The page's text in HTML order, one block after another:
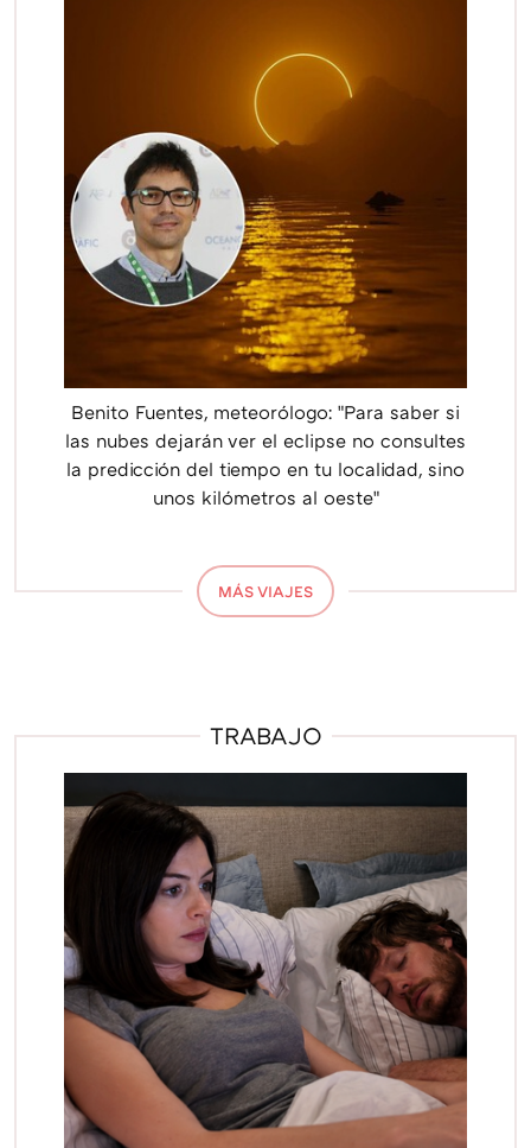
Benito Fuentes, meteorólogo: "Para saber si
las nubes dejarán ver el eclipse no consultes
la predicción del tiempo en tu localidad, sino
unos kilómetros al oeste"
MÁS VIAJES
TRABAJO